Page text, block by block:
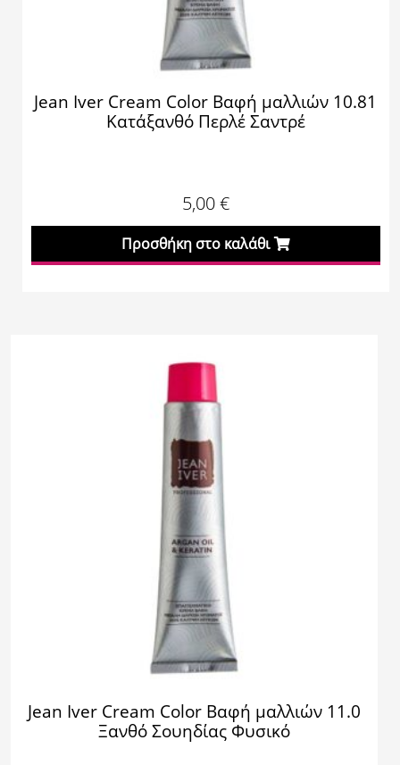
Jean Iver Cream Color Βαφή μαλλιών 10.81
Κατάξανθό Περλέ Σαντρέ
5,00€
Προσθήκη στο καλάθι
Jean Iver Cream Color Βαφή μαλλιών 11.0
Ξανθό Σουηδίας Φυσικό